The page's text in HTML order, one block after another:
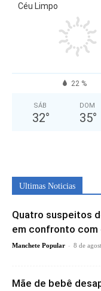
Céu Limpo
22 %
SÁB
32°
DOM
35°
Ultimas Noticias
Quatro suspeitos
em confronto com
Manchete Popular - 8 de
Mãe de bebê